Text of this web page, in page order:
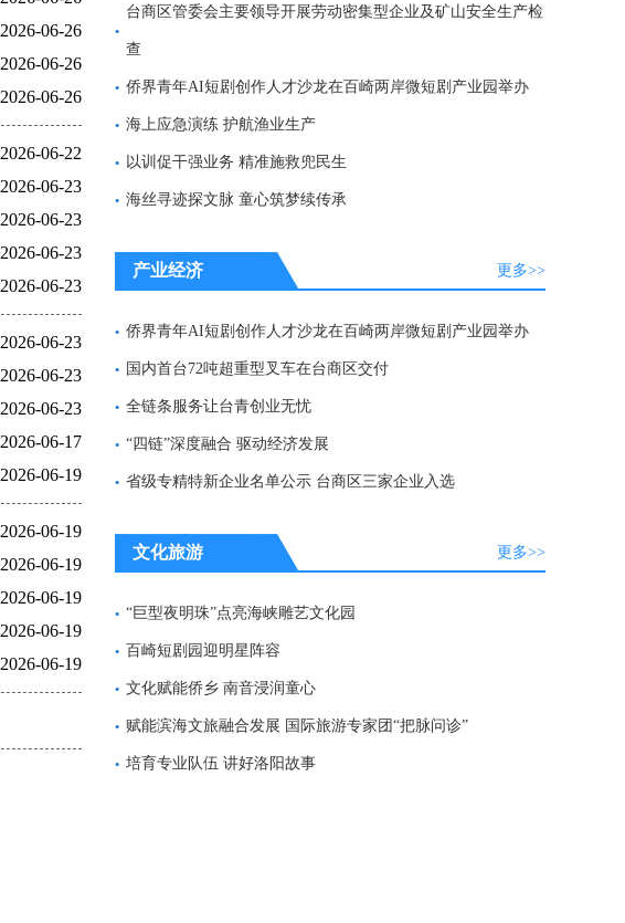
2026-06-26
2026-06-26
2026-06-26
2026-06-22
2026-06-23
2026-06-23
2026-06-23
2026-06-23
2026-06-23
2026-06-23
2026-06-23
2026-06-17
2026-06-19
2026-06-19
2026-06-19
2026-06-19
2026-06-19
2026-06-19
台商区管委会主要领导开展劳动密集型企业及矿山安全生产检
查
侨界青年AI短剧创作人才沙龙在百崎两岸微短剧产业园举办
海上应急演练 护航渔业生产
以训促干强业务 精准施救兜民生
海丝寻迹探文脉 童心筑梦续传承
更多>>
产业经济
侨界青年AI短剧创作人才沙龙在百崎两岸微短剧产业园举办
国内首台72吨超重型叉车在台商区交付
全链条服务让台青创业无忧
“四链”深度融合 驱动经济发展
省级专精特新企业名单公示 台商区三家企业入选
更多>>
文化旅游
“巨型夜明珠”点亮海峡雕艺文化园
百崎短剧园迎明星阵容
文化赋能侨乡 南音浸润童心
赋能滨海文旅融合发展 国际旅游专家团“把脉问诊”
培育专业队伍 讲好洛阳故事